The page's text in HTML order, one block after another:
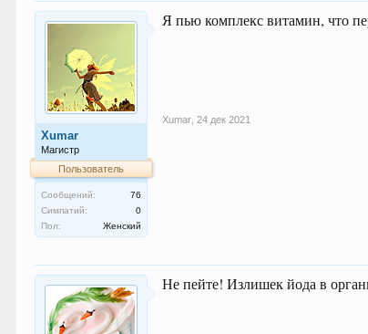
Xumar
Магистр
Пользователь
Сообщений:
76
Симпатий:
0
Пол:
Женский
Я пью комплекс витамин, что
Xumar 24 дек 2021
Не пейте! Излишек йода в